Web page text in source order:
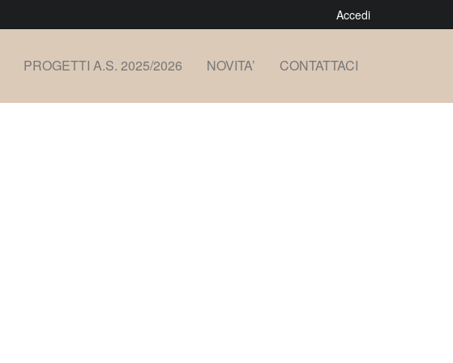
Accedi
PROGETTI A.S. 2025/2026 NOVITA’ CONTATTACI